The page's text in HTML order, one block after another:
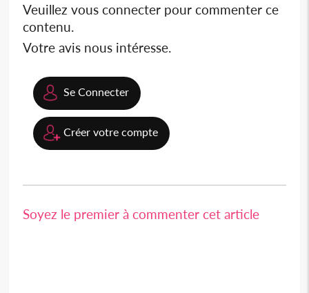
Veuillez vous connecter pour commenter ce
contenu.
Votre avis nous intéresse.
Se Connecter
Créer votre compte
Soyez le premier à commenter cet article